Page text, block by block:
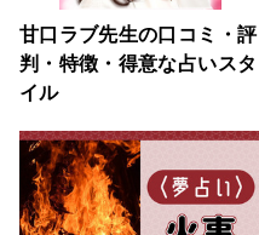
甘口ラブ先生の口コミ・評
判・特徴・得意な占いスタ
イル